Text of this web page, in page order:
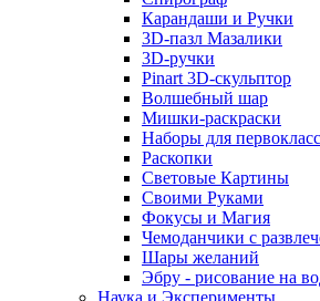
Карандаши и Ручки
3D-пазл Мазалики
3D-ручки
Pinart 3D-скульптор
Волшебный шар
Мишки-раскраски
Наборы для
Раскопки
Световые Картины
Своими Руками
Фокусы и Магия
Чемоданчики с
Шары желаний
Эбру - рисование на